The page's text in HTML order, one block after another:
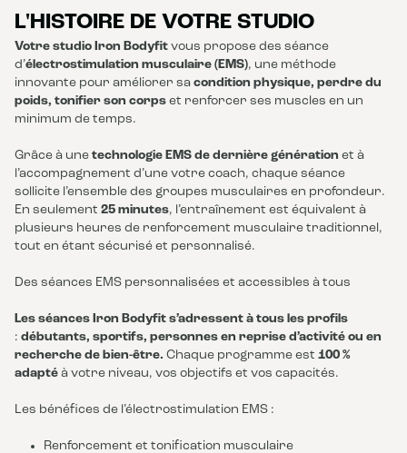
L'HISTOIRE DE VOTRE STUDIO
Votre studio Iron Bodyfit vous propose des séance
d’électrostimulation musculaire (EMS), une méthode
innovante pour améliorer sa condition physique, perdre du
poids, tonifier son corps et renforcer ses muscles en un
minimum de temps.
Grâce à une technologie EMS de dernière génération et à
l’accompagnement d’une votre coach, chaque séance
sollicite l’ensemble des groupes musculaires en profondeur.
En seulement 25 minutes, l’entraînement est équivalent à
plusieurs heures de renforcement musculaire traditionnel,
tout en étant sécurisé et personnalisé.
Des séances EMS personnalisées et accessibles à tous
Les séances Iron Bodyfit s’adressent à tous les profils
: débutants, sportifs, personnes en reprise d’activité ou en
recherche de bien-être. Chaque programme est 100 %
adapté à votre niveau, vos objectifs et vos capacités.
Les bénéfices de l’électrostimulation EMS :
Renforcement et tonification musculaire